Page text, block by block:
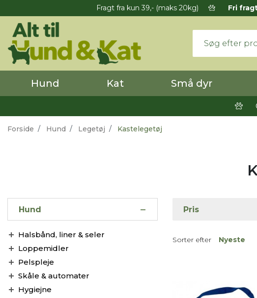
Fragt fra kun 39,- (maks 20kg) Fri
Hund Kat Små dyr
Forside Hund Legetøj Kastelegetøj
Hund
Halsbånd, liner & seler
Loppemidler
Pelspleje
Skåle & automater
Hygiejne
Pris
Sorter efter